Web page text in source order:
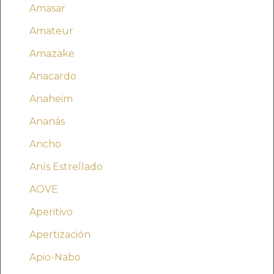
Amasar
Amateur
Amazake
Anacardo
Anaheim
Ananás
Ancho
Anís Estrellado
AOVE
Aperitivo
Apertización
Apio-Nabo